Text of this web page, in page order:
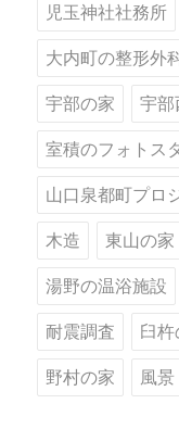
児玉神社社務所
大内町の整形外
宇部の家 宇部
室積のフォトス
山口泉都町プロ
木造 東山の家
湯野の温浴施設
耐震調査 臼杵
野村の家 風景